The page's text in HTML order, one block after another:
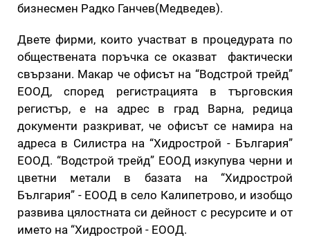
бизнесмен Радко Ганчев(Медведев).
Двете фирми, които участват в процедурата по
обществената поръчка се оказват фактически
свързани. Макар че офисът на “Водстрой трейд”
ЕООД, според регистрацията в търговския
регистър, е на адрес в град Варна, редица
документи разкриват, че офисът се намира на
адреса в Силистра на “Хидрострой - България”
ЕООД. “Водстрой трейд” ЕООД изкупува черни и
цветни метали в базата на “Хидрострой
България” - ЕООД в село Калипетрово, и изобщо
развива цялостната си дейност с ресурсите и от
името на “Хидрострой - ЕООД.